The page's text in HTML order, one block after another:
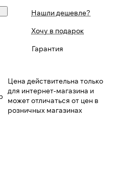
Нашли дешевле?
Хочу в подарок
Гарантия
Цена действительна только
для интернет-магазина и
может отличаться от цен в
розничных магазинах